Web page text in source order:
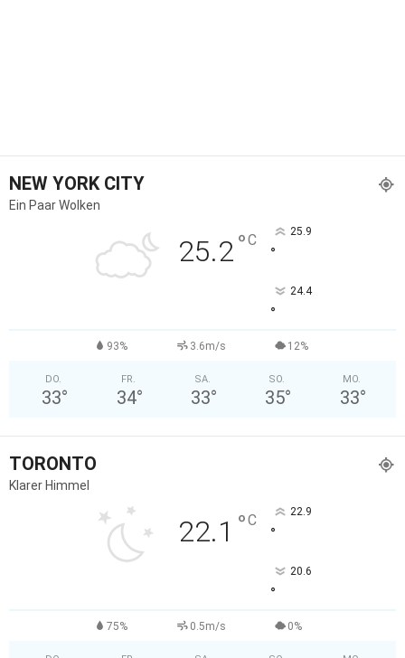
NEW YORK CITY
Ein Paar Wolken
25.2°C 25.9
°
24.4
°
93% 3.6m/s 12%
DO.
33°
FR.
34°
SA.
33°
SO.
35°
MO.
33°
TORONTO
Klarer Himmel
22.1 °C 22.9
°
20.6
°
75% 0.5m/s 0%